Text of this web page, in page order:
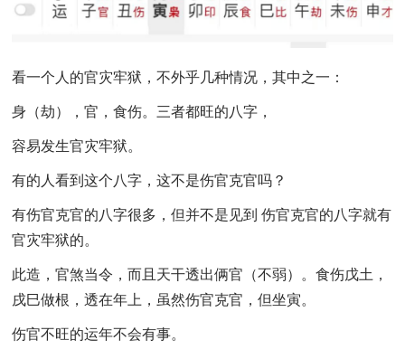
看一个人的官灾牢狱，不外乎几种情况，其中之一：
身（劫），官，食伤。三者都旺的八字，
容易发生官灾牢狱。
有的人看到这个八字，这不是伤官克官吗？
有伤官克官的八字很多，但并不是见到 伤官克官的八字就有
官灾牢狱的。
此造，官煞当令，而且天干透出俩官（不弱）。食伤戊土，
戌巳做根，透在年上，虽然伤官克官，但坐寅。
伤官不旺的运年不会有事。